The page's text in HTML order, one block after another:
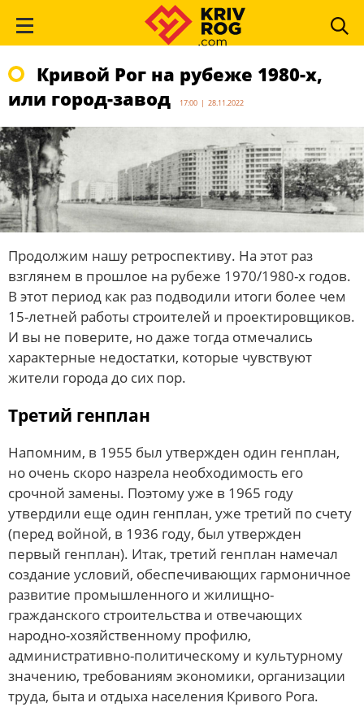
Кривой Рог на рубеже 1980-х,
или город-завод
17:00 | 28.11.2022
Продолжим нашу ретроспективу. На этот раз
взглянем в прошлое на рубеже 1970/1980-х годов.
В этот период как раз подводили итоги более чем
15-летней работы строителей и проектировщиков.
И вы не поверите, но даже тогда отмечались
характерные недостатки, которые чувствуют
жители города до сих пор.
Третий генплан
Напомним, в 1955 был утвержден один генплан,
но очень скоро назрела необходимость его
срочной замены. Поэтому уже в 1965 году
утвердили еще один генплан, уже третий по счету
(перед войной, в 1936 году, был утвержден
первый генплан). Итак, третий генплан намечал
создание условий, обеспечивающих гармоничное
развитие промышленного и жилищно-
гражданского строительства и отвечающих
народно-хозяйственному профилю,
административно-политическому и культурному
значению, требованиям экономики, организации
труда, быта и отдыха населения Кривого Рога.